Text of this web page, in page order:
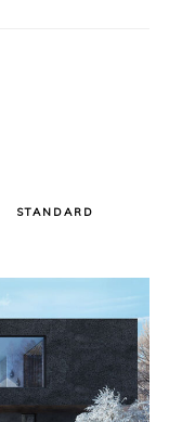
STANDARD